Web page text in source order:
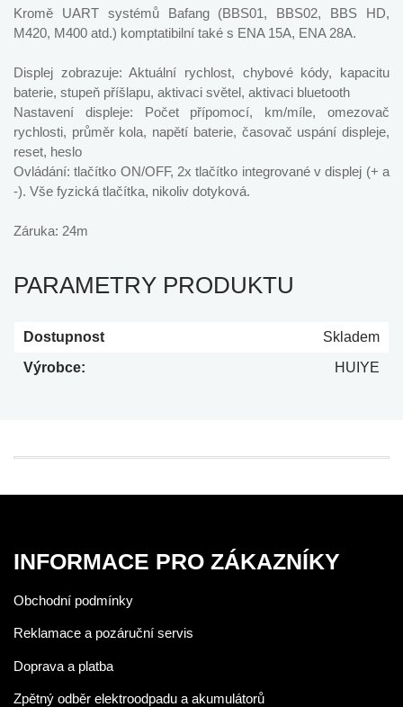
Kromě UART systémů Bafang (BBS01, BBS02, BBS HD,
M420, M400 atd.) komptatibilní také s ENA 15A, ENA 28A.
Displej zobrazuje: Aktuální rychlost, chybové kódy, kapacitu
baterie, stupeň příšlapu, aktivaci světel, aktivaci bluetooth
Nastavení displeje: Počet přípomocí, km/míle, omezovač
rychlosti, průměr kola, napětí baterie, časovač uspání displeje,
reset, heslo
Ovládání: tlačítko ON/OFF, 2x tlačítko integrované v displej (+ a
-). Vše fyzická tlačítka, nikoliv dotyková.
Záruka: 24m
PARAMETRY PRODUKTU
Dostupnost
Skladem
Výrobce:
HUIYE
INFORMACE PRO ZÁKAZNÍKY
Obchodní podmínky
Reklamace a pozáruční servis
Doprava a platba
Zpětný odběr elektroodpadu a akumulátorů